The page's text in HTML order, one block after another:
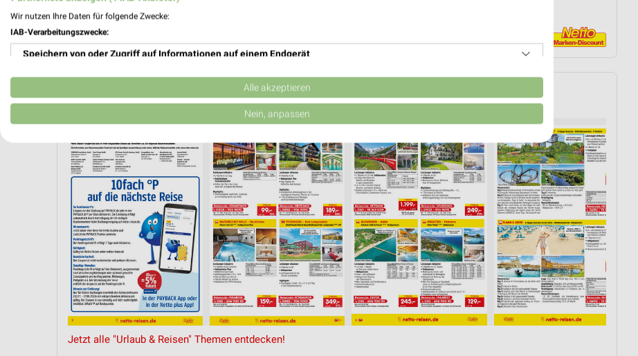
Jetzt alle "Urlaub & Reisen" Themen entdecken!
Wir nutzen Ihre Daten für folgende Zwecke:
IAB-Verarbeitungszwecke:
Speichern von oder Zugriff auf Informationen auf einem Endgerät
Verwendung reduzierter Daten zur Auswahl von Werbeanzeigen
Erstellung von Profilen für personalisierte Werbung
Erstellung von Profilen zur Personalisierung von Inhalten
Verwendung von Profilen zur Auswahl personalisierter Inhalte
Messung der Werbeleistung
Messung der Performance von Inhalten
Analyse von Zielgruppen durch Statistiken oder Kombinationen von Daten aus verschiedenen
Entwicklung und Verbesserung der Angebote
Alle akzeptieren
Nein, anpassen